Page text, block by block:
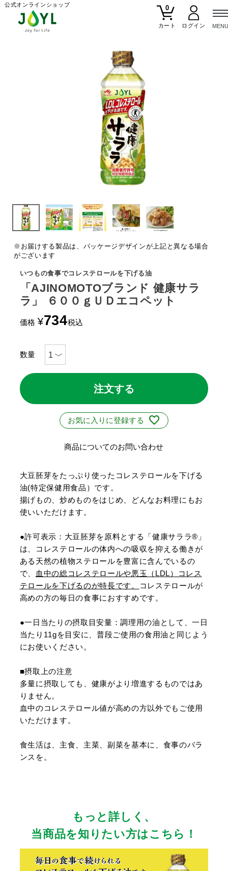
公式オンラインショップ
0
カート
※お届けする製品は、パッケージデザインが上記と異なる場合
がございます
いつもの食事でコレステロールを下げる油
「AJINOMOTOブランド 健康サラ
ラ」 ６００ｇＵＤエコペット
価格 ¥734税込
注文する
お気に入りに登録する
商品についてのお問い合わせ
大豆胚芽をたっぷり使ったコレステロールを下げる
油(特定保健用食品）です。
揚げもの、炒めものをはじめ、どんなお料理にもお
使いいただけます。
●許可表示：大豆胚芽を原料とする「健康サララ®」
は、コレステロールの体内への吸収を抑える働きが
ある天然の植物ステロールを豊富に含んでいるの
で、
血中の総コレステロールや悪玉（LDL）コレス
テロールを下げるのが特長です。
コレステロールが
高めの方の毎日の食事におすすめです。
●一日当たりの摂取目安量：調理用の油として、一日
当たり11gを目安に、普段ご使用の食用油と同じよう
にお使いください。
■摂取上の注意
多量に摂取しても、健康がより増進するものではあ
りません。
血中のコレステロール値が高めの方以外でもご使用
いただけます。
食生活は、主食、主菜、副菜を基本に、食事のバラ
ンスを。
もっと詳しく、
当商品を知りたい方はこちら！